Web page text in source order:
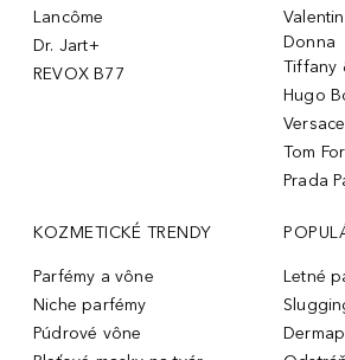
Lancôme
Dr. Jart+
REVOX B77
Donna
Tiffany
Hugo
Tom
Prada
KOZMETICKÉ TRENDY
Parfémy a vône
Niche parfémy
Púdrové vône
Letné